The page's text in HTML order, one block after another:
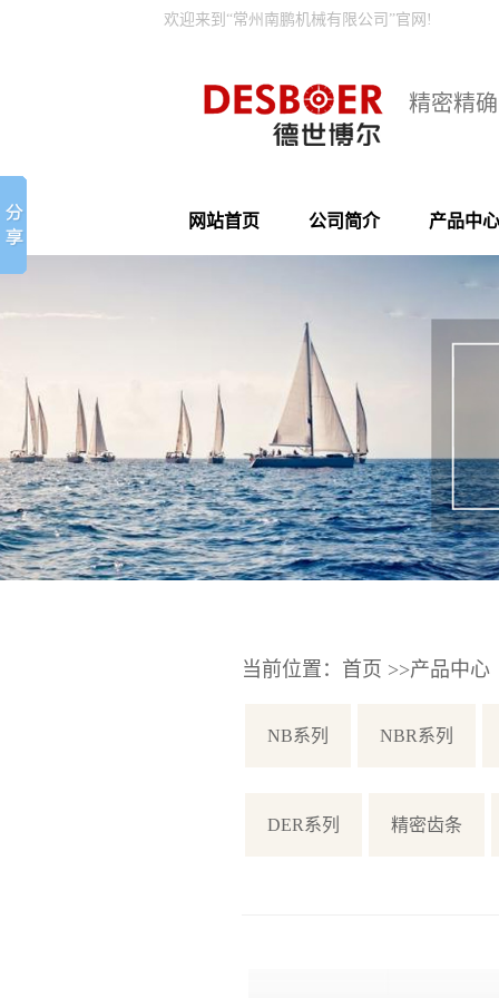
欢迎来到“常州南鹏机械有限公司”官网!
精密精
网站首页 公司简介 产品中心
当前位置： 首页 >>产品中心
NB系列 NBR系列
DER系列 精密齿条